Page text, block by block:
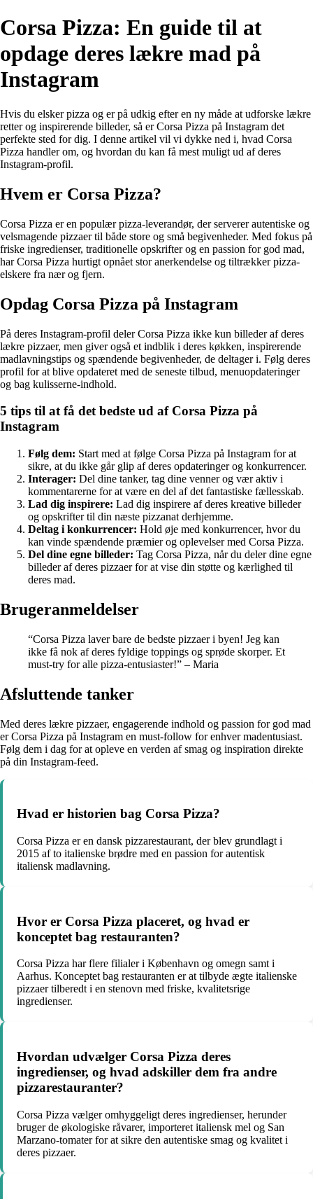
Corsa Pizza: En guide til at
opdage deres lækre mad på
Instagram
Hvis du elsker pizza og er på udkig efter en ny måde at udforske lækre
retter og inspirerende billeder, så er Corsa Pizza på Instagram det
perfekte sted for dig. I denne artikel vil vi dykke ned i, hvad Corsa
Pizza handler om, og hvordan du kan få mest muligt ud af deres
Instagram-profil.
Hvem er Corsa Pizza?
Corsa Pizza er en populær pizza-leverandør, der serverer autentiske og
velsmagende pizzaer til både store og små begivenheder. Med fokus på
friske ingredienser, traditionelle opskrifter og en passion for god mad,
har Corsa Pizza hurtigt opnået stor anerkendelse og tiltrækker pizza-
elskere fra nær og fjern.
Opdag Corsa Pizza på Instagram
På deres Instagram-profil deler Corsa Pizza ikke kun billeder af deres
lækre pizzaer, men giver også et indblik i deres køkken, inspirerende
madlavningstips og spændende begivenheder, de deltager i. Følg deres
profil for at blive opdateret med de seneste tilbud, menuopdateringer
og bag kulisserne-indhold.
5 tips til at få det bedste ud af Corsa Pizza på
Instagram
Følg dem: Start med at følge Corsa Pizza på Instagram for at
sikre, at du ikke går glip af deres opdateringer og konkurrencer.
Interager: Del dine tanker, tag dine venner og vær aktiv i
kommentarerne for at være en del af det fantastiske fællesskab.
Lad dig inspirere: Lad dig inspirere af deres kreative billeder
og opskrifter til din næste pizzanat derhjemme.
Deltag i konkurrencer: Hold øje med konkurrencer, hvor du
kan vinde spændende præmier og oplevelser med Corsa Pizza.
Del dine egne billeder: Tag Corsa Pizza, når du deler dine egne
billeder af deres pizzaer for at vise din støtte og kærlighed til
deres mad.
Brugeranmeldelser
“Corsa Pizza laver bare de bedste pizzaer i byen! Jeg kan
ikke få nok af deres fyldige toppings og sprøde skorper. Et
must-try for alle pizza-entusiaster!” – Maria
Afsluttende tanker
Med deres lækre pizzaer, engagerende indhold og passion for god mad
er Corsa Pizza på Instagram en must-follow for enhver madentusiast.
Følg dem i dag for at opleve en verden af smag og inspiration direkte
på din Instagram-feed.
Hvad er historien bag Corsa Pizza?
Corsa Pizza er en dansk pizzarestaurant, der blev grundlagt i
2015 af to italienske brødre med en passion for autentisk
italiensk madlavning.
Hvor er Corsa Pizza placeret, og hvad er
konceptet bag restauranten?
Corsa Pizza har flere filialer i København og omegn samt i
Aarhus. Konceptet bag restauranten er at tilbyde ægte italienske
pizzaer tilberedt i en stenovn med friske, kvalitetsrige
ingredienser.
Hvordan udvælger Corsa Pizza deres
ingredienser, og hvad adskiller dem fra andre
pizzarestauranter?
Corsa Pizza vælger omhyggeligt deres ingredienser, herunder
bruger de økologiske råvarer, importeret italiensk mel og San
Marzano-tomater for at sikre den autentiske smag og kvalitet i
deres pizzaer.